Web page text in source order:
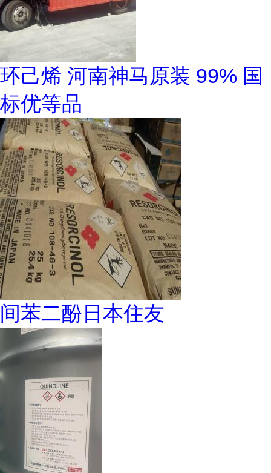
环己烯 河南神马原装 99% 国
标优等品
间苯二酚日本住友